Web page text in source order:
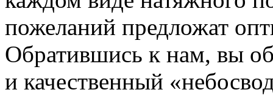
пожеланий предложат
Обратившись к нам, вы
и качественный